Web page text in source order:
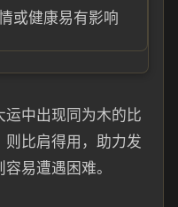
或健康易有影响
中出现同为木的比
则比肩得用，助力发
易遭遇困难。